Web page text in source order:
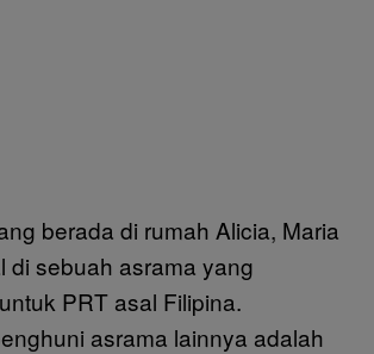
berada di rumah Alicia, Maria
di sebuah asrama yang
PRT asal Filipina.
asrama lainnya adalah